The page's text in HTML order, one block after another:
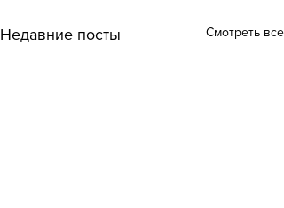
Недавние посты Смотреть все